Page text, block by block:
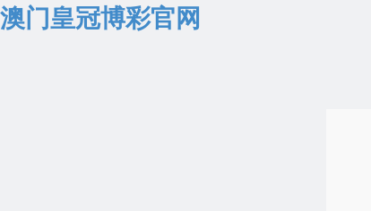
澳门皇冠博彩官网